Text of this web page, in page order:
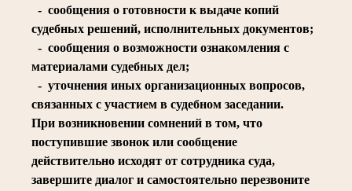
- сообщения о готовности к выдаче копий
судебных решений, исполнительных документов;
- сообщения о возможности ознакомления с
материалами судебных дел;
- уточнения иных организационных вопросов,
связанных с участием в судебном заседании.
При возникновении сомнений в том, что
поступившие звонок или сообщение
действительно исходят от сотрудника суда,
завершите диалог и самостоятельно перезвоните